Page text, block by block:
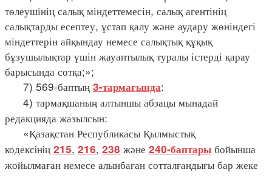
төлеушінің салық міндеттемесін, салық агентінің
салықтарды есептеу, ұстап қалу және аудару жөніндегі
міндеттерін айқындау немесе салықтық құқық
бұзушылықтар үшін жауаптылық туралы істерді қарау
барысында сотқа;»;
7) 569-баптың 3-тармағында:
4) тармақшаның алтыншы абзацы мынадай
редакцияда жазылсын:
«Қазақстан Республикасы Қылмыстық
кодексiнiң 215, 216, 238 және 240-баптары бойынша
жойылмаған немесе алынбаған сотталғандығы бар жеке